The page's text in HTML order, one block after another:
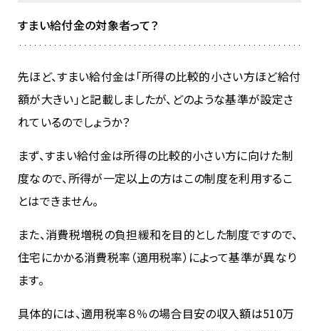
すまい給付金の対象者って？
先ほど、すまい給付金は「所得の比較的小さい方ほど給付
額が大きい」と記載しましたが、どのような基準が設定さ
れているのでしょうか？
まず、すまい給付金は所得の比較的小さい方に向けた制
度なので、所得が一定以上の方はこの制度を利用するこ
とはできません。
また、消費税増税の負担緩和を目的とした制度ですので、
住宅にかかる消費税率（適用税率）によって基準が異なり
ます。
具体的には、適用税率８％の場合目安の収入額は510万